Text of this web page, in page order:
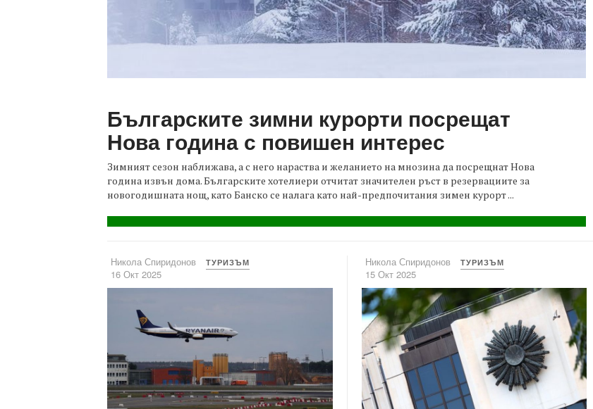
Българските зимни курорти посрещат
Нова година с повишен интерес
Зимният сезон наближава, а с него нараства и желанието на мнозина да посрещнат Нова
година извън дома. Българските хотелиери отчитат значителен ръст в резервациите за
новогодишната нощ, като Банско се налага като най-предпочитания зимен курорт ...
Никола Спиридонов ТУРИЗЪМ
16 Окт 2025
Никола Спиридонов ТУРИЗЪМ
15 Окт 2025